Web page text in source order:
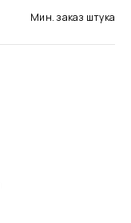
Мин. заказ штука